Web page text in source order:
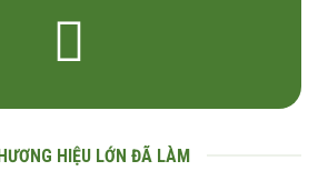
HIỆU LỚN ĐÃ LÀM